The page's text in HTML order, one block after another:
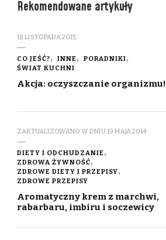
Rekomendowane artykuły
18 LISTOPADA 2015
CO JEŚĆ? INNE
PORADNIKI
ŚWIAT KUCHNI
Akcja: oczyszczanie organizmu!
ZAKTUALIZOWANO W DNIU19 MAJA 2014
DIETY I ODCHUDZANIE
ZDROWA ŻYWNOŚĆ
ZDROWE DIETY I PRZEPISY
ZDROWE PRZEPISY
Aromatyczny krem z marchwi,
rabarbaru, imbiru i soczewicy